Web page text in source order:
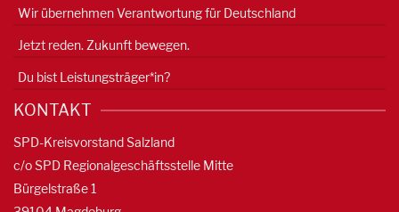
Wir übernehmen Verantwortung für Deutschland
Jetzt reden. Zukunft bewegen.
Du bist Leistungsträger*in?
KONTAKT
SPD-Kreisvorstand Salzland
c/o SPD Regionalgeschäftsstelle Mitte
Bürgelstraße 1